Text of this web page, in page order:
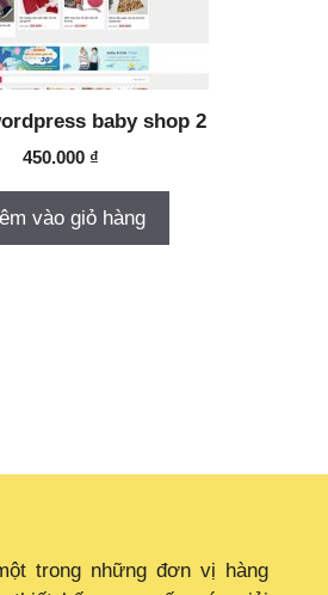
baby shop 2
450.000 ₫
vào giỏ hàng
trong những đơn vị hàng